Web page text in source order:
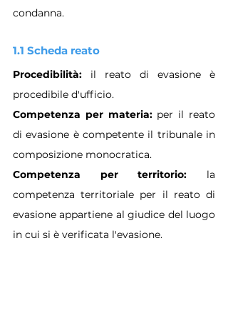
condanna.
1.1 Scheda reato
Procedibilità: il reato di evasione è
procedibile d'ufficio.
Competenza per materia: per il reato
di evasione è competente il tribunale in
composizione monocratica.
Competenza per territorio: la
competenza territoriale per
il reato di
evasione appartiene al giudice del luogo
in cui si è verificata l'evasione.